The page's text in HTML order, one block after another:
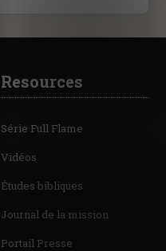
Resources
Série Full Flame
Vidéos
Études bibliques
Journal de la mission
Portail Presse